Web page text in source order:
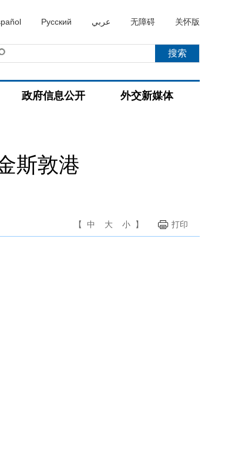
Русский عربي 无障碍 关怀版
政府信息公开 外交新媒体
斯敦港
【 中 大 小 】 打印